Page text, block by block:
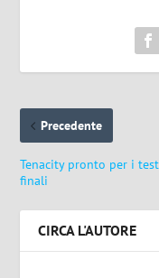
Precedente
Tenacity pronto per i test
finali
CIRCA L'AUTORE